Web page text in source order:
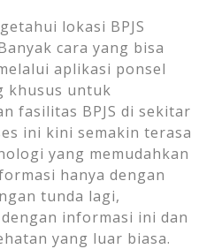
lokasi BPJS
cara yang bisa
aplikasi ponsel
khusus untuk
fasilitas BPJS di sekitar
ini kini semakin terasa
yang memudahkan
hanya dengan
tunda lagi,
informasi ini dan
yang luar biasa.